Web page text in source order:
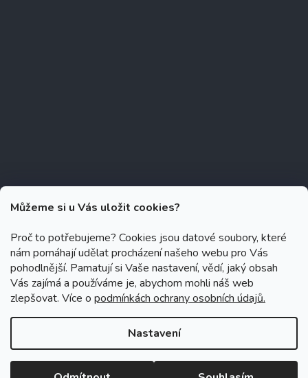
Můžeme si u Vás uložit cookies?
Proč to potřebujeme? Cookies jsou datové soubory, které
nám pomáhají udělat procházení našeho webu pro Vás
pohodlnější. Pamatují si Vaše nastavení, vědí, jaký obsah
Vás zajímá a používáme je, abychom mohli náš web
zlepšovat. Více o podmínkách ochrany osobních údajů.
Nastavení
Copyright 2026 Zubáček.cz . Všechna práva vyhrazena.
Upravit
nastavení cookies
Grafický návrh vytvořil a na Shoptet implementoval Tomáš Hlad
Shoptetak.cz.